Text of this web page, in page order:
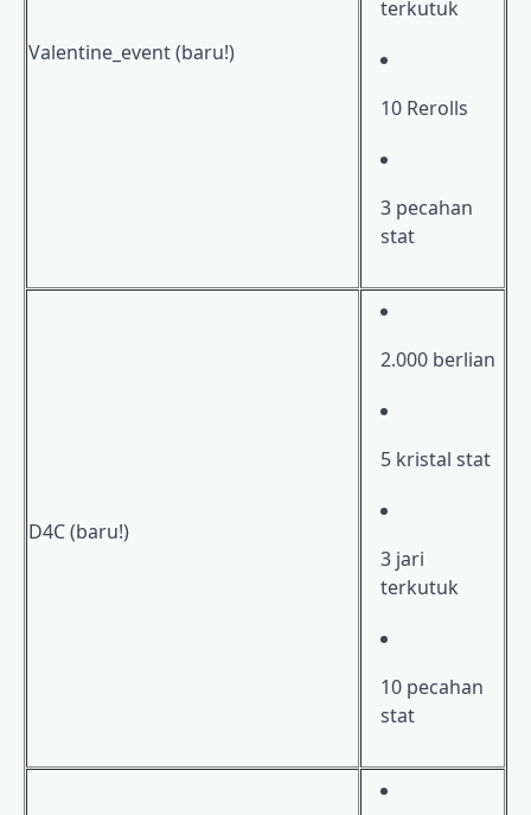
Valentine_event (baru!)
terkutuk
10 Rerolls
3 pecahan
stat
D4C (baru!)
2.000 berlian
5 kristal stat
3 jari
terkutuk
10 pecahan
stat